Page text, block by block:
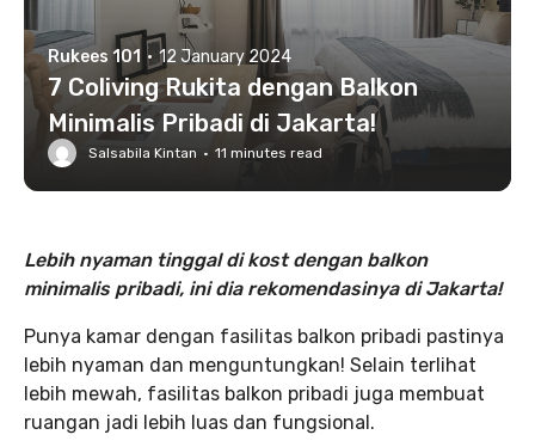
Rukees 101 · 12 January 2024
7 Coliving Rukita dengan Balkon
Minimalis Pribadi di Jakarta!
Salsabila Kintan · 11 minutes read
Lebih nyaman tinggal di kost dengan balkon
minimalis pribadi, ini dia rekomendasinya di Jakarta!
Punya kamar dengan fasilitas balkon pribadi pastinya
lebih nyaman dan menguntungkan! Selain terlihat
lebih mewah, fasilitas balkon pribadi juga membuat
ruangan jadi lebih luas dan fungsional.